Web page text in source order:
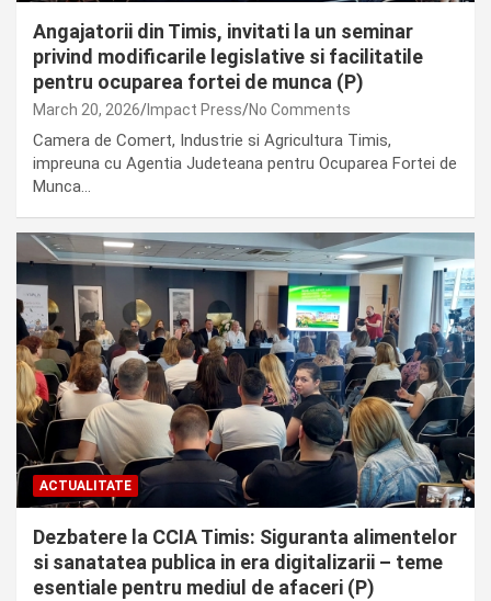
Angajatorii din Timis, invitati la un seminar
privind modificarile legislative si facilitatile
pentru ocuparea fortei de munca (P)
March 20, 2026 Impact Press No Comments
Camera de Comert, Industrie si Agricultura Timis,
impreuna cu Agentia Judeteana pentru Ocuparea Fortei de
Munca…
ACTUALITATE
Dezbatere la CCIA Timis: Siguranta alimentelor
si sanatatea publica in era digitalizarii – teme
esentiale pentru mediul de afaceri (P)